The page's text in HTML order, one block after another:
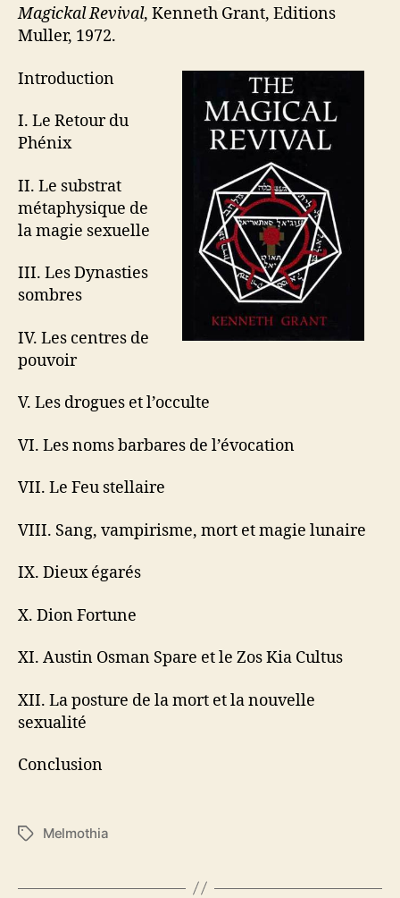
Magickal Revival, Kenneth Grant, Editions
Muller, 1972.
Introduction
I. Le Retour du
Phénix
II. Le substrat
métaphysique de
la magie sexuelle
III. Les Dynasties
sombres
IV. Les centres de
pouvoir
V. Les drogues et l’occulte
VI. Les noms barbares de l’évocation
VII. Le Feu stellaire
VIII. Sang, vampirisme, mort et magie lunaire
IX. Dieux égarés
X. Dion Fortune
XI. Austin Osman Spare et le Zos Kia Cultus
XII. La posture de la mort et la nouvelle
sexualité
Conclusion
É
q
Melmothia